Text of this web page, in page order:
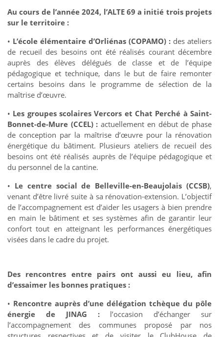
Au cours de l’année 2024, l’ALTE 69 a initié trois projets
sur le territoire :
• L’école élémentaire d’Orliénas (COPAMO) : des ateliers
de recueil des besoins ont été réalisés courant décembre
auprès des élèves délégués de classe et de l’équipe
pédagogique et technique, dans le but de faire remonter
certains besoins dans le programme de sélection de la
maîtrise d’œuvre.
• Les groupes scolaires Vercors et Chat Perché à Saint-
Bonnet-de-Mure (CCEL) : actuellement en début de phase
de conception par la maîtrise d’œuvre pour la rénovation
énergétique du bâtiment. Plusieurs ateliers de recueil des
besoins ont été réalisés auprès de l’équipe pédagogique et
du personnel de la cantine.
• Le centre social de Belleville-en-Beaujolais (CCSB),
venant d’être livré suite à sa rénovation-extension. L’objectif
de l’accompagnement est d’aider les usagers à bien prendre
en main le bâtiment et ses systèmes afin de garantir leur
confort tout en atteignant les performances énergétiques
visées dans le cadre du projet.
Des rencontres entre pairs ont aussi eu lieu, afin
d’essaimer les bonnes pratiques :
• Rencontre auprès d’une délégation tchèque du pôle
énergie de JINAG :l’occasion d’échanger sur
l’accompagnement des communes proposé par nos